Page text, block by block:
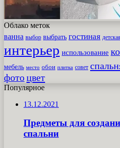
Облако меток
ванна выбор выбрать гостиная детская
интерьер использование
мебель место обои плитка совет
фотоцвет
Популярное
13.12.2021
Предметы для
спальни